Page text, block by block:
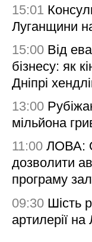
15:01
Луганщини
15:00 Від
бізнесу: як
Дніпрі
13:00
мільйона
11:00 ЛОВА:
дозволити
програму
09:30 Шість
артилерії на